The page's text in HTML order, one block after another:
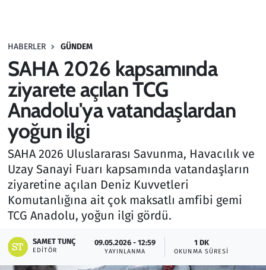
HABERLER GÜNDEM
SAHA 2026 kapsamında
ziyarete açılan TCG
Anadolu'ya vatandaşlardan
yoğun ilgi
SAHA 2026 Uluslararası Savunma, Havacılık ve
Uzay Sanayi Fuarı kapsamında vatandaşların
ziyaretine açılan Deniz Kuvvetleri
Komutanlığına ait çok maksatlı amfibi gemi
TCG Anadolu, yoğun ilgi gördü.
SAMET TUNÇ
EDITÖR
09.05.2026 - 12:59
YAYINLANMA
1 DK
OKUNMA SÜRESI
Haber
Kültür Sanat
Kurumsal Haberler
Lezzet Durağı
Memur ve Kamu
Otomobil
Ramazan